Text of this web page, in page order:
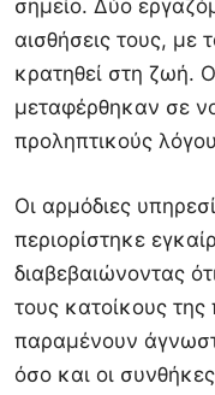
σημείο. Δύο
αισθήσεις τους, με
κρατηθεί στη ζωή.
μεταφέρθηκαν σε
προληπτικούς
Οι αρμόδιες
περιορίστηκε
διαβεβαιώνοντας
τους κατοίκους
παραμένουν
όσο και οι